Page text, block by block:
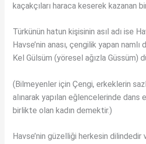
kaçakçıları haraca keserek kazanan
Türkünün hatun kişisinin asıl adı ise
Havse’nin anası, çengilik yapan namlı
Kel Gülsüm (yöresel ağızla Güssüm)
(Bilmeyenler için Çengi, erkeklerin
alınarak yapılan eğlencelerinde dans
birlikte olan kadın demektir.)
Havse’nin güzelliği herkesin dilindedir